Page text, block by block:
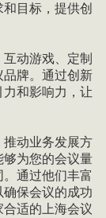
目标，提供创
动游戏、定制
牌。通过创新
和影响力，让
动业务发展方
为您的会议量
通过他们丰富
保会议的成功
适的上海会议